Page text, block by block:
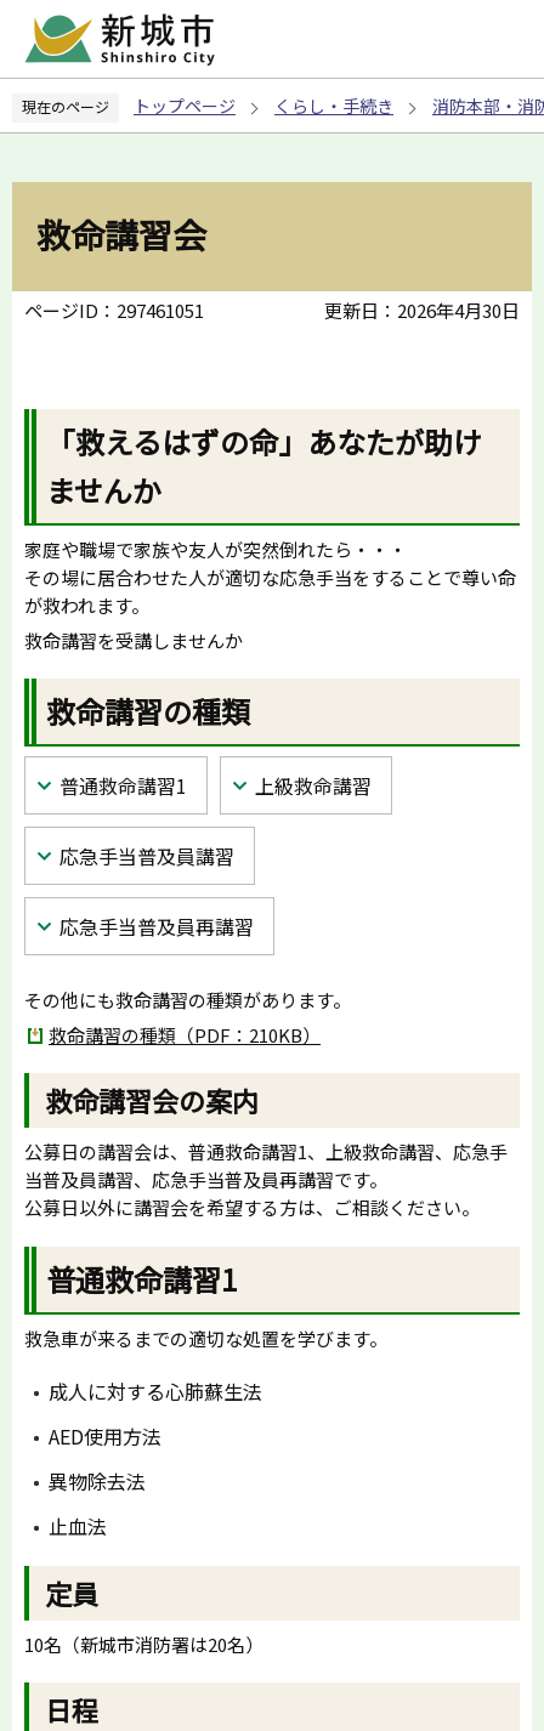
ペ
の
現在のページ トップページ くらし・手続き 消防本部・消
救命講習会
ページID：297461051 更新日：2026年4月30日
「救えるはずの命」あなたが助け
ませんか
家庭や職場で家族や友人が突然倒れたら・・・
その場に居合わせた人が適切な応急手当をすることで尊い命
が救われます。
救命講習を受講しませんか
救命講習の種類
普通救命講習1 上級救命講習
応急手当普及員講習
応急手当普及員再講習
その他にも救命講習の種類があります。
救命講習の種類（PDF：210KB）
救命講習会の案内
公募日の講習会は、普通救命講習1、上級救命講習、応急手
当普及員講習、応急手当普及員再講習です。
公募日以外に講習会を希望する方は、ご相談ください。
普通救命講習1
救急車が来るまでの適切な処置を学びます。
成人に対する心肺蘇生法
AED使用方法
異物除去法
止血法
定員
10名（新城市消防署は20名）
日程